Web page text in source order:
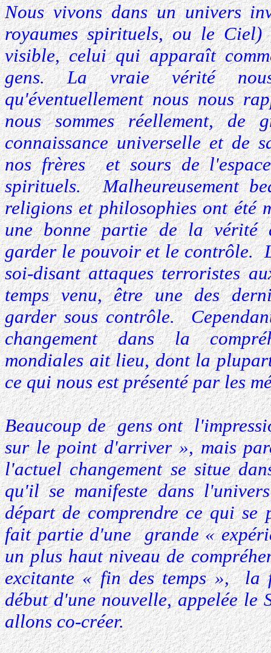
Nous vivons dans un univers
royaumes spirituels, ou le
visible, celui qui apparaît
gens. La vraie vérité
qu'éventuellement nous nous
nous sommes réellement, de
connaissance universelle et de
nos frères et sours de
spirituels. Malheureusement
religions et philosophies ont été
une bonne partie de la vérité
garder le pouvoir et le contrôle.
soi-disant attaques terroristes
temps venu, être une des
garder sous contrôle.
changement dans la
mondiales ait lieu, dont la
ce qui nous est présenté par les
Beaucoup de gens ont
sur le point d'arriver », mais
l'actuel changement se situe
qu'il se manifeste dans
départ de comprendre ce qui se
fait partie d'une grande «
un plus haut niveau de
excitante « fin des temps »,
début d'une nouvelle, appelée le
allons co-créer.